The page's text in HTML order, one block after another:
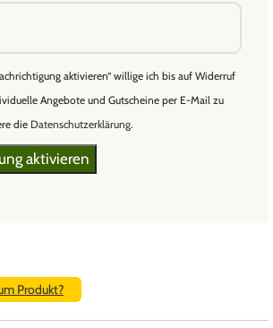
aktivieren“ willige ich bis auf Widerruf
Angebote und Gutscheine per E-Mail zu
die Datenschutzerklärung.
Produkt?